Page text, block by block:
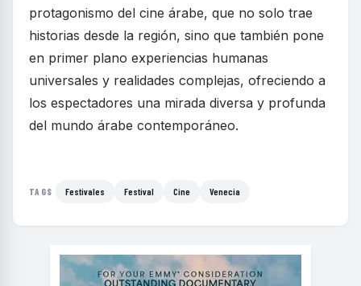
protagonismo del cine árabe, que no solo trae
historias desde la región, sino que también pone
en primer plano experiencias humanas
universales y realidades complejas, ofreciendo a
los espectadores una mirada diversa y profunda
del mundo árabe contemporáneo.
TAGS Festivales Festival Cine Venecia